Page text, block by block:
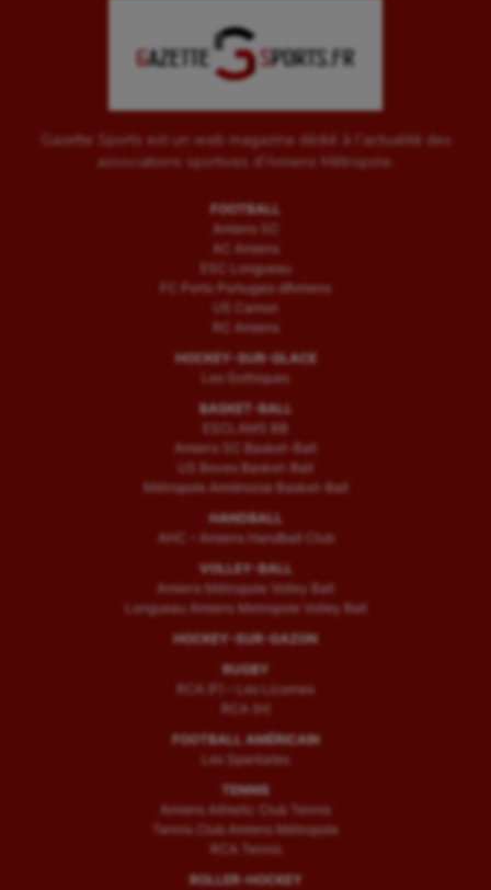
Gazette Sports est un web magazine dédié à l'actualité des
associations sportives d'Amiens Métropole.
FOOTBALL
Amiens SC
AC Amiens
ESC Longueau
FC Porto Portugais d’Amiens
US Camon
RC Amiens
HOCKEY-SUR-GLACE
Les Gothiques
BASKET-BALL
ESCLAMS BB
Amiens SC Basket-Ball
US Boves Basket-Ball
Métropole Amiénoise Basket-Ball
HANDBALL
AHC – Amiens Handball Club
VOLLEY-BALL
Amiens Métropole Volley Ball
Longueau Amiens Metropole Volley Ball
HOCKEY-SUR-GAZON
RUGBY
RCA (F) – Les Licornes
RCA (H)
FOOTBALL AMÉRICAIN
Les Spartiates
TENNIS
Amiens Athletic Club Tennis
Tennis Club Amiens Métropole
RCA Tennis
ROLLER-HOCKEY